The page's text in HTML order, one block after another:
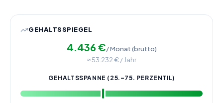
GEHALTSSPIEGEL
4.436 €/ Monat (brutto)
≈53.232€ / Jahr
GEHALTSSPANNE (25.–75. PERZENTIL)